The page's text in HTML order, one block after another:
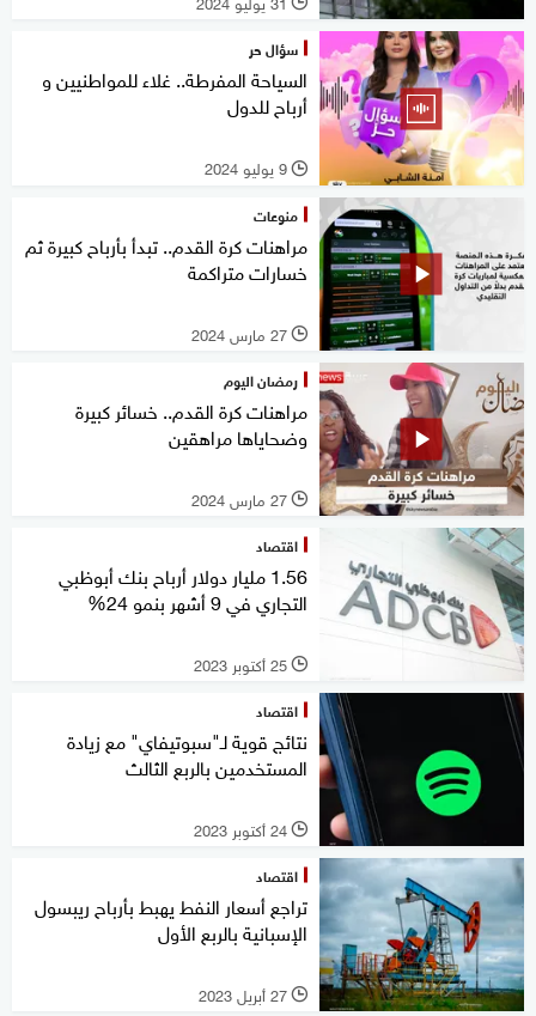
سؤال حر
السياحة المفرطة.. غلاء للمواطنيين و
أرباح للدول
l 9 يوليو 2024
منوعات
مراهنات كرة القدم.. تبدأ بأرباح كبيرة ثم
خسارات متراكمة
l 27 مارس 2024
رمضان اليوم
مراهنات كرة القدم.. خسائر كبيرة
وضحاياها مراهقين
l 27 مارس 2024
اقتصاد
1.56 مليار دولار أرباح بنك أبوظبي
التجاري في 9 أشهر بنمو 24%
l 25 أكتوبر 2023
اقتصاد
نتائج قوية لـ"سبوتيفاي" مع زيادة
المستخدمين بالربع الثالث
l 24 أكتوبر 2023
اقتصاد
تراجع أسعار النفط يهبط بأرباح ريبسول
الإسبانية بالربع الأول
l 27 أبريل 2023